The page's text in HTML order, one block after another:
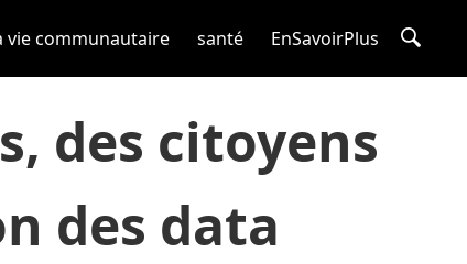
vie communautaire santé EnSavoirPlus
des citoyens
des data